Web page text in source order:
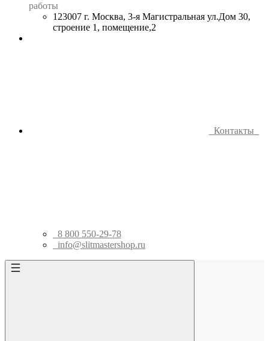
работы
123007 г. Москва, 3-я Магистральная ул.Дом 30,
строение 1, помещение,2
Контакты
8 800 550-29-78
info@slitmastershop.ru